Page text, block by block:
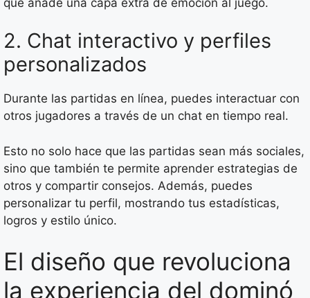
2. Chat interactivo y perfiles
personalizados
Durante las partidas en línea, puedes interactuar con
otros jugadores a través de un chat en tiempo real.
Esto no solo hace que las partidas sean más sociales,
sino que también te permite aprender estrategias de
otros y compartir consejos. Además, puedes
personalizar tu perfil, mostrando tus estadísticas,
logros y estilo único.
El diseño que revoluciona
la experiencia del dominó